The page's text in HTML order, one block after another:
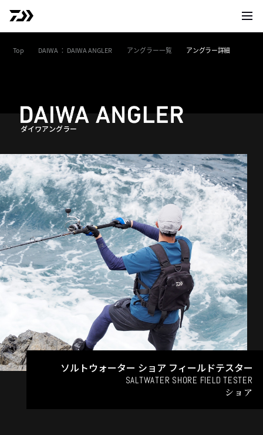
サイ
Top DAIWA ： DAIWA ANGLER アングラー一覧 アングラー詳細
ダイワアングラー
ソルトウォーター ショア フィールドテスター
SALTWATER SHORE FIELD TESTER
ショア